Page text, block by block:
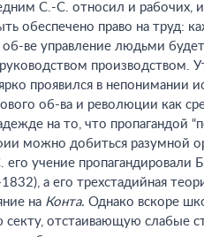
С.-С. относил и рабочих, и
обеспечено право на труд:
ве управление людьми
производством.
проявился в непонимании
об-ва и революции как
на то, что пропагандой
можно добиться разумной
учение пропагандировали
а его трехстадийная
на Конта. Однако вскоре
секту, отстаивающую слабые